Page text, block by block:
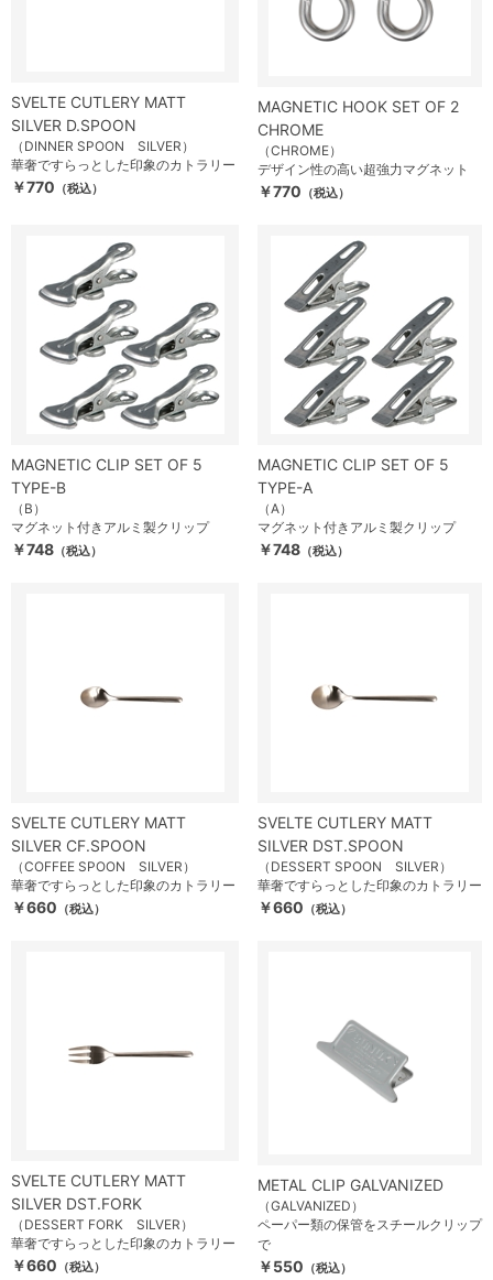
SVELTE CUTLERY MATT
SILVER D.SPOON
（DINNER SPOON SILVER）
華奢ですらっとした印象のカトラリー
￥770 （税込）
MAGNETIC HOOK SET OF 2
CHROME
（CHROME）
デザイン性の高い超強力マグネット
￥770 （税込）
MAGNETIC CLIP SET OF 5
TYPE-B
（B）
マグネット付きアルミ製クリップ
￥748 （税込）
MAGNETIC CLIP SET OF 5
TYPE-A
（A）
マグネット付きアルミ製クリップ
￥748 （税込）
SVELTE CUTLERY MATT
SILVER CF.SPOON
（COFFEE SPOON SILVER）
華奢ですらっとした印象のカトラリー
￥660 （税込）
SVELTE CUTLERY MATT
SILVER DST.SPOON
（DESSERT SPOON SILVER）
華奢ですらっとした印象のカトラリー
￥660 （税込）
SVELTE CUTLERY MATT
SILVER DST.FORK
（DESSERT FORK SILVER）
華奢ですらっとした印象のカトラリー
￥660 （税込）
METAL CLIP GALVANIZED
（GALVANIZED）
ペーパー類の保管をスチールクリップ
で
￥550 （税込）